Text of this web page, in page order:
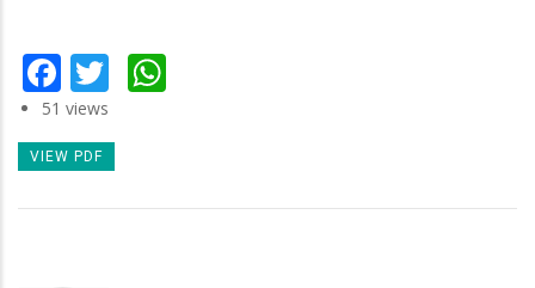
Facebook
Twitter
51 views
VIEW PDF